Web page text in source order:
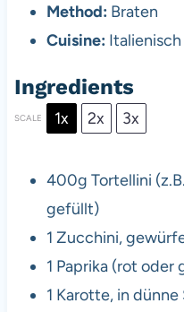
Method: Braten
Cuisine: Italienisch
Ingredients
SCALE 1x 2x 3x
400g Tortellini
gefüllt)
1 Zucchini,
1 Paprika (rot oder
1 Karotte, in